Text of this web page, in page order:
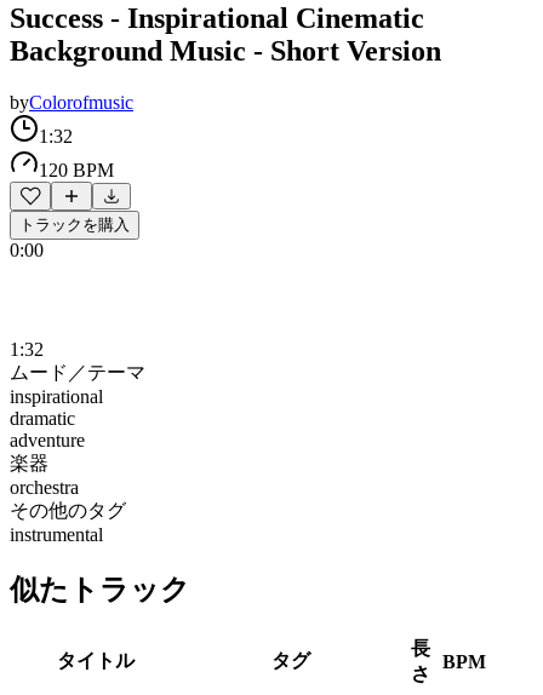
Success - Inspirational Cinematic
Background Music - Short Version
byColorofmusic
1:32
120 BPM
トラックを購入
0:00
1:32
ムード／テーマ
inspirational
dramatic
adventure
楽器
orchestra
その他のタグ
instrumental
似たトラック
タイトル タグ
長
さ
BPM